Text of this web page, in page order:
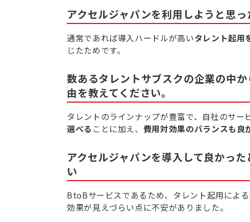
アクセルジャパンを利用しようと思っ
通常であれば導入ハードルが高いタレント起用
じたためです。
数あるタレントサブスクの企業の中
由を教えてください。
タレントのラインナップが豊富で、自社のサー
選べる ことに加え、 費用対効果のバランスも良
アクセルジャパンを導入して良かっ
い
BtoBサービスであるため、タレント起用によ
効果が見えづらい点に不安がありました。